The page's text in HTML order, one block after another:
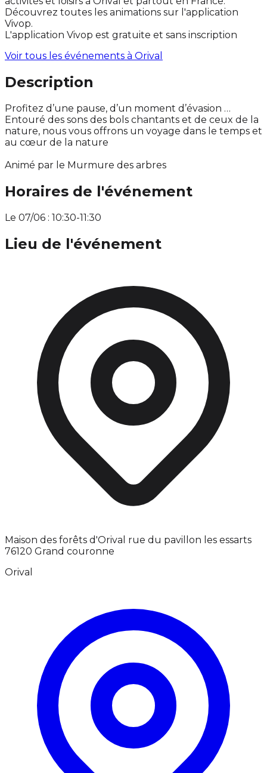
Découvrez toutes les animations sur l'application
Vivop.
L'application Vivop est gratuite et sans inscription
Voir tous les événements à Orival
Description
Profitez d’une pause, d’un moment d’évasion …
Entouré des sons des bols chantants et de ceux de la
nature, nous vous offrons un voyage dans le temps et
au cœur de la nature
Animé par le Murmure des arbres
Horaires de l'événement
Le 07/06 : 10:30-11:30
Lieu de l'événement
Maison des forêts d'Orival rue du pavillon les essarts
76120 Grand couronne
Orival